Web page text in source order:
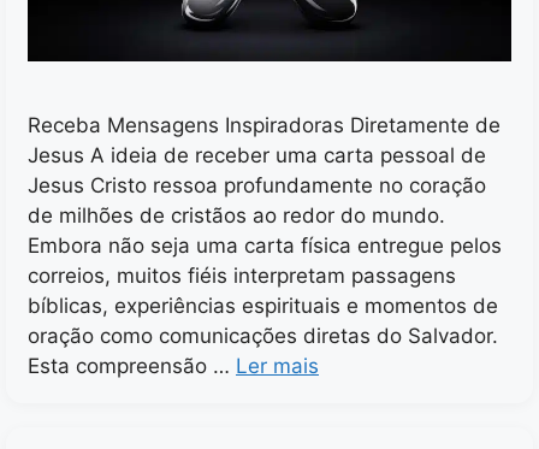
Receba Mensagens Inspiradoras Diretamente de
Jesus A ideia de receber uma carta pessoal de
Jesus Cristo ressoa profundamente no coração
de milhões de cristãos ao redor do mundo.
Embora não seja uma carta física entregue pelos
correios, muitos fiéis interpretam passagens
bíblicas, experiências espirituais e momentos de
oração como comunicações diretas do Salvador.
Esta compreensão … Ler mais